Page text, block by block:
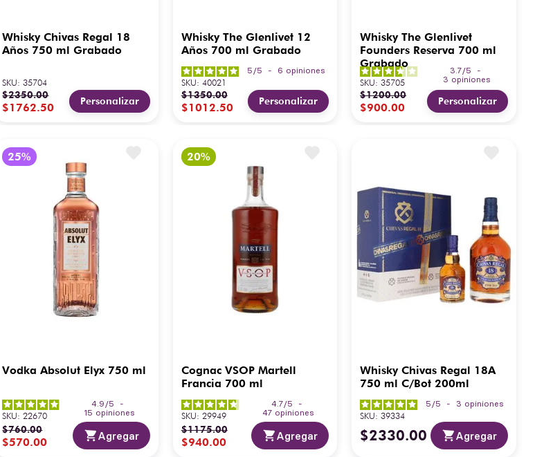
Whisky Chivas Regal 18
Años 750 ml Grabado
SKU:35704
$2350.00
$1762.50 Personalizar
Whisky The Glenlivet 12
Años 700 ml Grabado
5 /5 - 6 opiniones
SKU: 40021
$1350.00
$1012.50 Personalizar
Whisky The Glenlivet
Founders Reserva 700 ml
Grabado
3.7/5
-
3 opiniones
SKU:35705
$1200.00
$900.00 Personalizar
Vodka Absolut Elyx 750 ml
4.9 /5
-
15 opiniones
SKU:22670
$760.00
$570.00 Agregar
Cognac VSOP Martell
Francia 700 ml
4.7/5
-
47 opiniones
SKU: 29949
$1175.00
$940.00 Agregar
Whisky Chivas Regal 18A
750 ml C/Bot 200ml
5 /5 - 3 opiniones
SKU:39334
$2330.00 Agregar